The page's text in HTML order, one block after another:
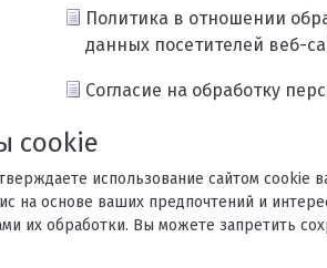
Политика в отношении
данных посетителей веб-
Согласие на обработку
Карта сайта
Горького.
cookie
использование сайтом cookie
на основе ваших предпочтений и
их обработки. Вы можете запретить